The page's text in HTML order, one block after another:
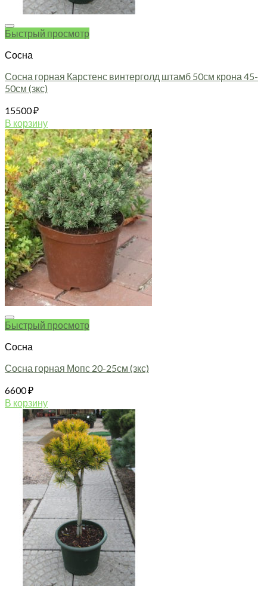
Быстрый просмотр
Сосна
Сосна горная Карстенс винтерголд штамб 50см крона 45-
50см (зкс)
15500₽
В корзину
Быстрый просмотр
Сосна
Сосна горная Мопс 20-25см (зкс)
6600₽
В корзину